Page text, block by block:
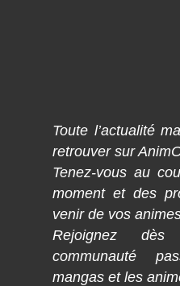
Toute l’actualité
retrouver sur
Tenez-vous au
moment et des
venir de vos
Rejoignez dès
communauté
mangas et les